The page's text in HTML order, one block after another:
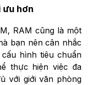
ưu hơn
RAM cũng là một
bạn nên cân nhắc
hình tiêu chuẩn
thực hiện việc đa
với giới văn phòng